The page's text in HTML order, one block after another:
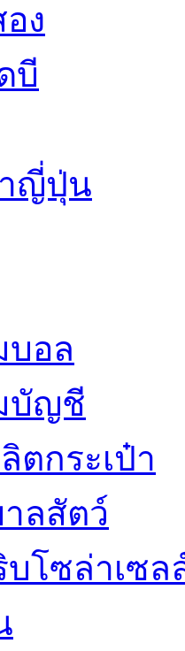
ง
บี
ญี่ปุ่น
บอล
บัญชี
ตกระเป๋า
ลสัตว์
โซล่าเซล